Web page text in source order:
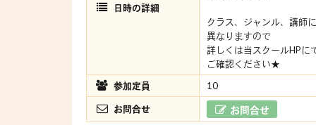
日時の詳細
クラス、ジャンル、講師
異なりますので
詳しくは当スクールHPに
ご確認ください★
参加定員
10
お問合せ お問合せ